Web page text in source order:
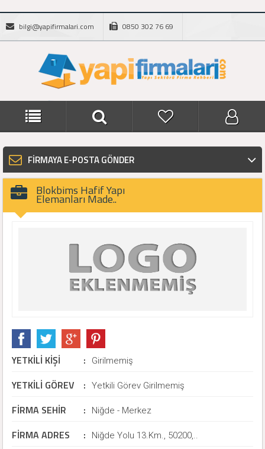
bilgi@yapifirmalari.com 0850 302 76 69
FİRMAYA E-POSTA GÖNDER
Blokbims Hafif Yapı
Elemanları Made..
YETKİLİ KİŞİ : Girilmemiş
YETKİLİ GÖREV : Yetkili Görev Girilmemiş
FİRMA SEHİR : Niğde - Merkez
FİRMA ADRES : Niğde Yolu 13.Km., 50200,..